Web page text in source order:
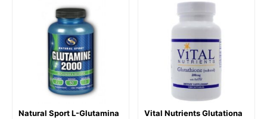
Natural Sport L-Glutamina
Vital Nutrients Glutationa